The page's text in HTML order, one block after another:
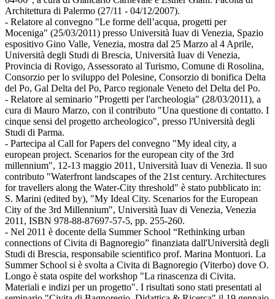
Architettura di Palermo (27/11 - 04/12/2007).
- Relatore al convegno "Le forme dell’acqua, progetti per
Moceniga" (25/03/2011) presso Università Iuav di Venezia, Spazio
espositivo Gino Valle, Venezia, mostra dal 25 Marzo al 4 Aprile,
Università degli Studi di Brescia, Università Iuav di Venezia,
Provincia di Rovigo, Assessorato al Turismo, Comune di Rosolina,
Consorzio per lo sviluppo del Polesine, Consorzio di bonifica Delta
del Po, Gal Delta del Po, Parco regionale Veneto del Delta del Po.
- Relatore al seminario "Progetti per l'archeologia" (28/03/2011), a
cura di Mauro Marzo, con il contributo "Una questione di contatto. I
cinque sensi del progetto archeologico", presso l'Università degli
Studi di Parma.
- Partecipa al Call for Papers del convegno "My ideal city, a
european project. Scenarios for the european city of the 3rd
millennium", 12-13 maggio 2011, Università Iuav di Venezia. Il suo
contributo "Waterfront landscapes of the 21st century. Architectures
for travellers along the Water-City threshold" è stato pubblicato in:
S. Marini (edited by), "My Ideal City. Scenarios for the European
City of the 3rd Millennium", Università Iuav di Venezia, Venezia
2011, ISBN 978-88-87697-57-5, pp. 255-260.
- Nel 2011 è docente della Summer School “Rethinking urban
connections of Civita di Bagnoregio” finanziata dall'Università degli
Studi di Brescia, responsabile scientifico prof. Marina Montuori. La
Summer School si è svolta a Civita di Bagnoregio (Viterbo) dove O.
Longo è stata ospite del workshop "La rinascenza di Civita.
Materiali e indizi per un progetto". I risultati sono stati presentati al